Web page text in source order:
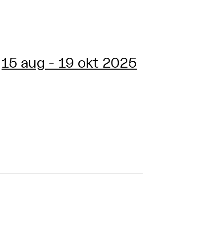
15 aug - 19 okt 2025